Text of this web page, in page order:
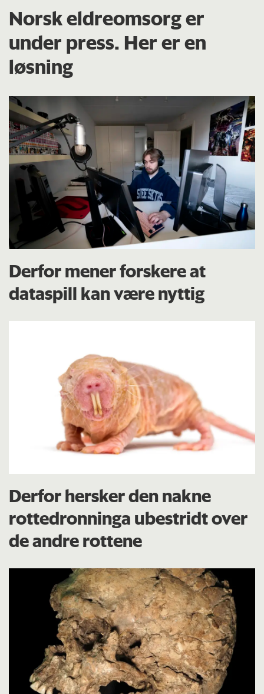
Norsk eldreomsorg er
under press. Her er en
løsning
Derfor mener forskere at
dataspill kan være nyttig
Derfor hersker den nakne
rottedronninga ubestridt over
de andre rottene